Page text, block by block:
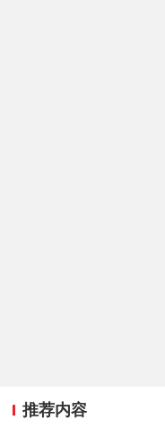
推荐内容